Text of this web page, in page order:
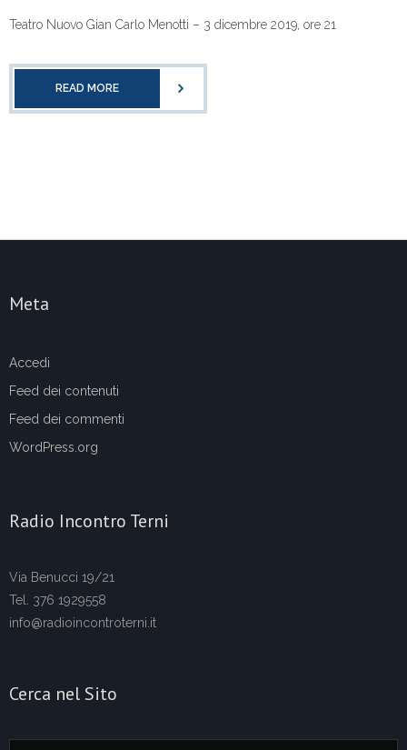
Teatro Nuovo Gian Carlo Menotti – 3 dicembre 2019, ore 21
READ MORE
Meta
Accedi
Feed dei contenuti
Feed dei commenti
WordPress.org
Radio Incontro Terni
Via Benucci 19/21
Tel. 376 1929558
info@radioincontroterni.it
Cerca nel Sito